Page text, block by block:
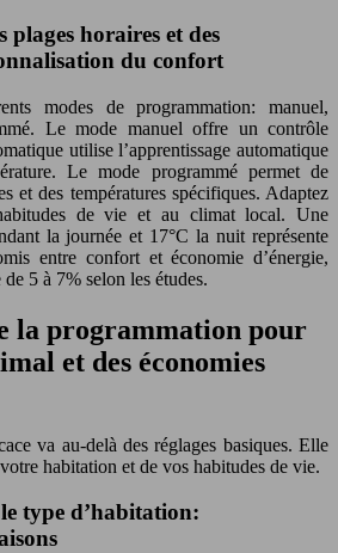
horaires et des
du confort
modes de programmation: manuel,
Le mode manuel offre un contrôle
utilise l’apprentissage automatique
Le mode programmé permet de
et des températures spécifiques. Adaptez
de vie et au climat local. Une
la journée et 17°C la nuit représente
entre confort et économie d’énergie,
5 à 7% selon les études.
la programmation pour
et des économies
va au-delà des réglages basiques. Elle
habitation et de vos habitudes de vie.
type d’habitation: